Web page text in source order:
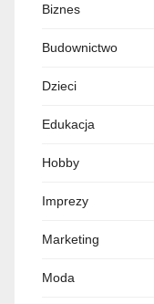
Biznes
Budownictwo
Dzieci
Edukacja
Hobby
Imprezy
Marketing
Moda